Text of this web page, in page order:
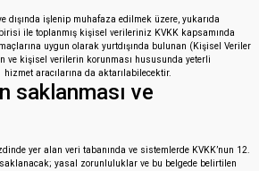
dışında işlenip muhafaza edilmek üzere, yukarıda
ile toplanmış kişisel verileriniz KVKK kapsamında
uygun olarak yurtdışında bulunan (Kişisel Veriler
ve kişisel verilerin korunması hususunda yeterli
aracılarına da aktarılabilecektir.
saklanması ve
yer alan veri tabanında ve sistemlerde KVKK’nun 12.
yasal zorunluluklar ve bu belgede belirtilen